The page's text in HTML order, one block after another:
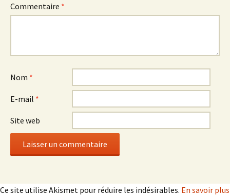
Commentaire *
Nom *
E-mail *
Site web
Ce site utilise Akismet pour réduire les indésirables. En savoir plus